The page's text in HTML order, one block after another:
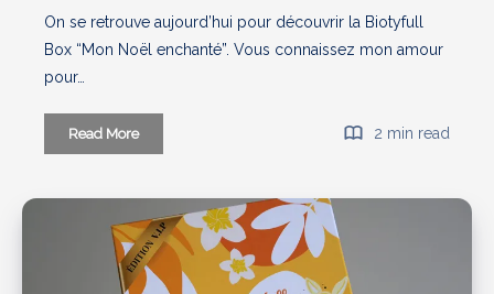
On se retrouve aujourd’hui pour découvrir la Biotyfull
Box “Mon Noël enchanté”. Vous connaissez mon amour
pour…
Read MoreBiotyfull
Box
:
Mon
Noël
2 min read